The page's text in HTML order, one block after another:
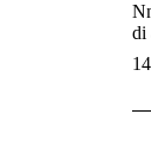
di